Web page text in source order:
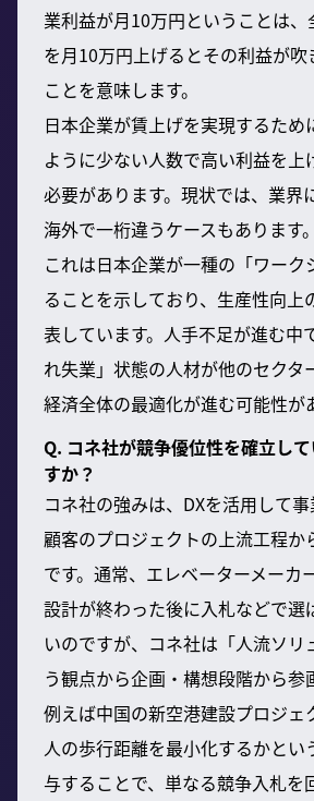
業利益が月10万円ということは
を月10万円上げるとその利益が吹
ことを意味します。
日本企業が賃上げを実現するため
ように少ない人数で高い利益を上
必要があります。現状では、業界
海外で一桁違うケースもあります。
これは日本企業が一種の「ワーク
ることを示しており、生産性向上
表しています。人手不足が進む中
れ失業」状態の人材が他のセクタ
経済全体の最適化が進む可能性が
Q. コネ社が競争優位性を確立し
すか？
コネ社の強みは、DXを活用して事
顧客のプロジェクトの上流工程か
です。通常、エレベーターメーカ
設計が終わった後に入札などで選
いのですが、コネ社は「人流ソリ
う観点から企画・構想段階から参
例えば中国の新空港建設プロジェ
人の歩行距離を最小化するかとい
与することで、単なる競争入札を